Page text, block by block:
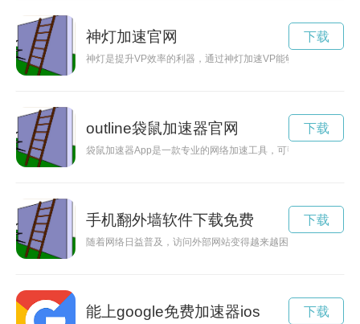
神灯加速官网
神灯是提升VP效率的利器，通过神灯加速VP能够更快速地实现
下载
outline袋鼠加速器官网
袋鼠加速器App是一款专业的网络加速工具，可帮助用户快速
下载
手机翻外墙软件下载免费
随着网络日益普及，访问外部网站变得越来越困难。为了突破
下载
能上google免费加速器ios 下载